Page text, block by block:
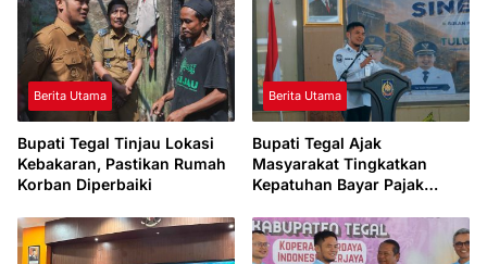
Berita Utama
Bupati Tegal Tinjau Lokasi
Kebakaran, Pastikan Rumah
Korban Diperbaiki
Berita Utama
Bupati Tegal Ajak
Masyarakat Tingkatkan
Kepatuhan Bayar Pajak
NGOPENI”